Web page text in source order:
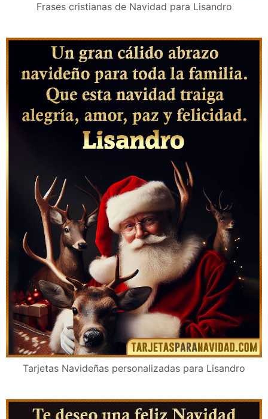
Frases cristianas de Navidad para Lisandro
Tarjetas Navideñas personalizadas para Lisandro